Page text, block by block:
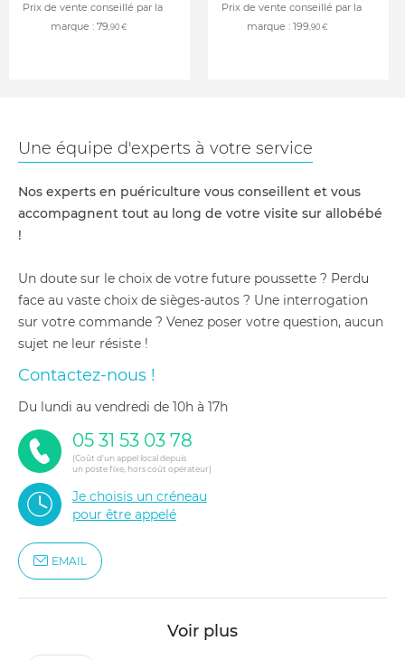
Prix de vente conseillé par la
marque : 79,90 €
Prix de vente conseillé par la
marque : 199,90 €
Une équipe d'experts à votre service
Nos experts en puériculture vous conseillent et vous
accompagnent tout au long de votre visite sur allobébé
!
Un doute sur le choix de votre future poussette ? Perdu
face au vaste choix de sièges-autos ? Une interrogation
sur votre commande ? Venez poser votre question, aucun
sujet ne leur résiste !
Contactez-nous !
du lundi au vendredi de 10h à 17h
05 31 53 03 78
(Coût d'un appel local depuis
un poste fixe, hors coût opérateur)
Je choisis un créneau
pour être appelé
EMAIL
Voir plus